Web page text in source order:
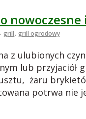
grill, grill ogrodowy
z ulubionych
lub przyjaciół
żaru
potrwa nie